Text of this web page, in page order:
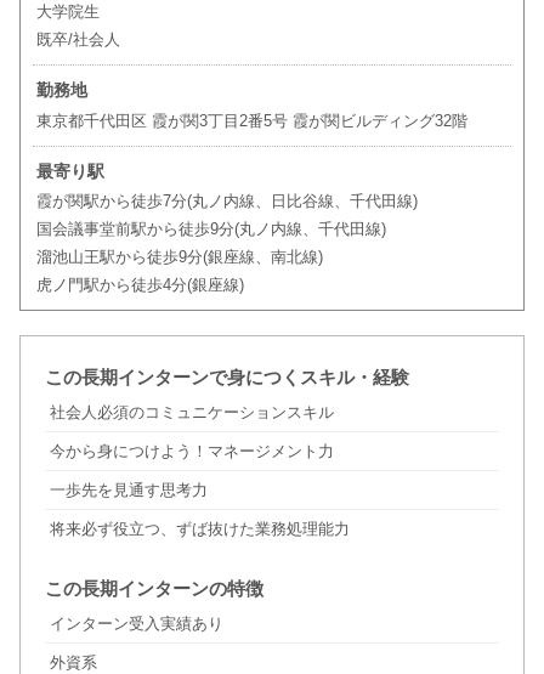
大学院生
既卒/社会人
勤務地
東京都千代田区 霞が関3丁目2番5号 霞が関ビルディング32階
最寄り駅
霞が関駅から徒歩7分(丸ノ内線、日比谷線、千代田線)
国会議事堂前駅から徒歩9分(丸ノ内線、千代田線)
溜池山王駅から徒歩9分(銀座線、南北線)
虎ノ門駅から徒歩4分(銀座線)
この長期インターンで身につくスキル・経験
社会人必須のコミュニケーションスキル
今から身につけよう！マネージメント力
一歩先を見通す思考力
将来必ず役立つ、ずば抜けた業務処理能力
この長期インターンの特徴
インターン受入実績あり
外資系